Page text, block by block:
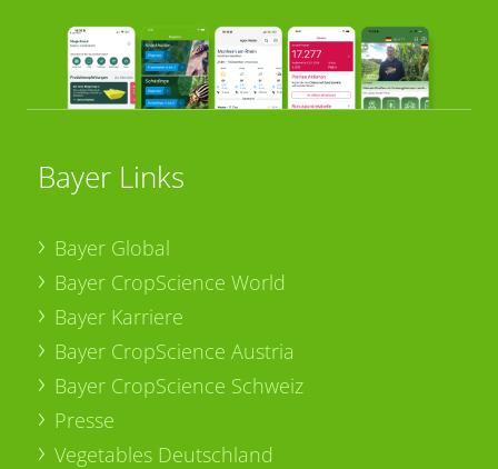
Bayer Links
Bayer Global
Bayer CropScience World
Bayer Karriere
Bayer CropScience Austria
Bayer CropScience Schweiz
Presse
Vegetables Deutschland